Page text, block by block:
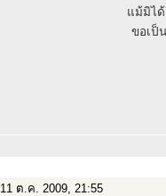
แม้มิได้
ขอเป็
11 ต.ค. 2009, 21:55